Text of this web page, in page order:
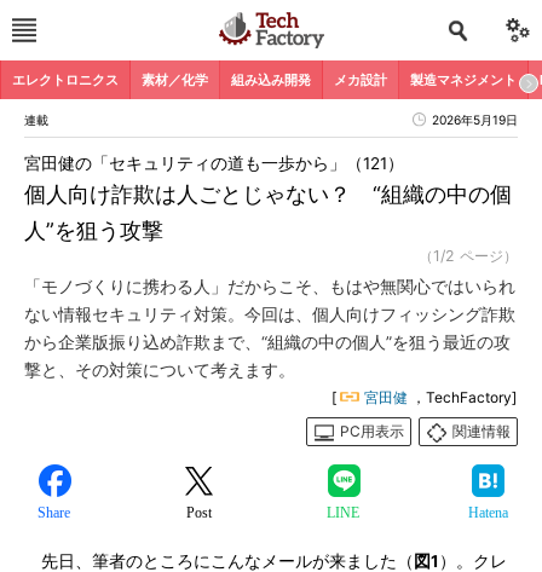
エレクトロニクス 素材／化学 組み込み開発 メカ設計 製造マネジメント
連載 2026年5月19日
個人向け詐欺は人ごとじゃない？ “組織の中の個
人”を狙う攻撃
宮田健の「セキュリティの道も一歩から」（121）
（1/2 ページ）
「モノづくりに携わる人」だからこそ、もはや無関心ではいられ
ない情報セキュリティ対策。今回は、個人向けフィッシング詐欺
から企業版振り込め詐欺まで、“組織の中の個人”を狙う最近の攻
撃と、その対策について考えます。
[ 宮田健 ，TechFactory]
PC用表示
関連情報
Share Post LINE Hatena
先日、筆者のところにこんなメールが来ました（ 図1 ）。クレ